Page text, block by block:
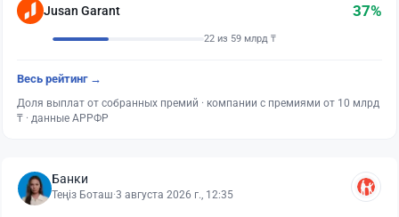
Jusan Garant 37%
22 из 59 млрд ₸
Весь рейтинг →
Доля выплат от собранных премий · компании с премиями от 10 млрд
₸ · данные АРРФР
Банки
Теңіз Боташ·3 августа 2026 г., 12:35